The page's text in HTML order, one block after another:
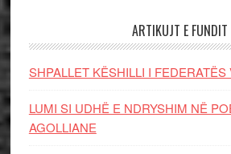
ARTIKUJT E FUNDIT
SHPALLET KËSHILLI I FEDERATËS
LUMI SI UDHË E NDRYSHIM NË
AGOLLIANE